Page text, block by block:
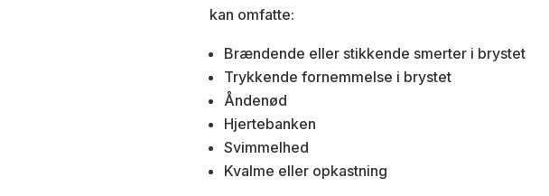
kan omfatte:
Brændende eller stikkende smerter i brystet
Trykkende fornemmelse i brystet
Åndenød
Hjertebanken
Svimmelhed
Kvalme eller opkastning